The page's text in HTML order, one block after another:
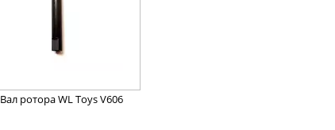
Вал ротора WL Toys V606